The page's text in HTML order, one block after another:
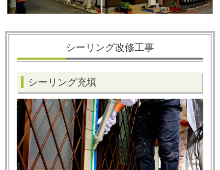
シーリング改修工事
シーリング充填